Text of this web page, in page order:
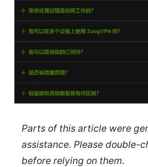
Parts of this article were
assistance. Please double-
before relying on them.